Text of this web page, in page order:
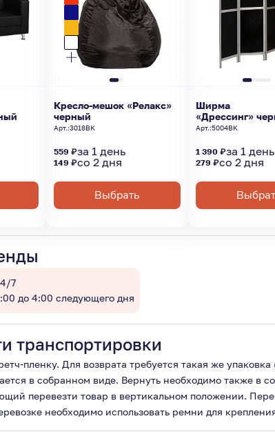
Кресло-мешок «Релакс»
черный
Арт.:3018BK
559 ₽за 1 день
149 ₽со 2 дня
Выбрать
Ширма
«Дрессинг»
Арт.:5004BK
1 390 ₽за 1 день
279 ₽со 2 дня
7
до 4:00 следующего дня
транспортировки
пленку. Для возврата требуется такая же
в собранном виде. Вернуть необходимо также в
перевезти товар в вертикальном положении.
необходимо использовать ремни для